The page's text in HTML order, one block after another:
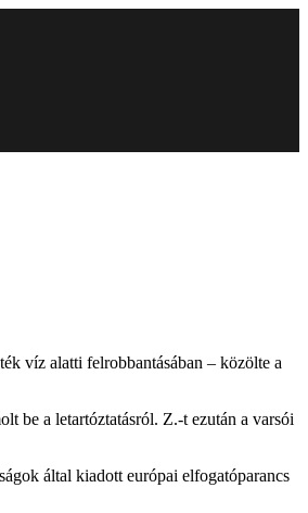
víz alatti felrobbantásában – közölte a
be a letartóztatásról. Z.-t ezután a varsói
által kiadott európai elfogatóparancs